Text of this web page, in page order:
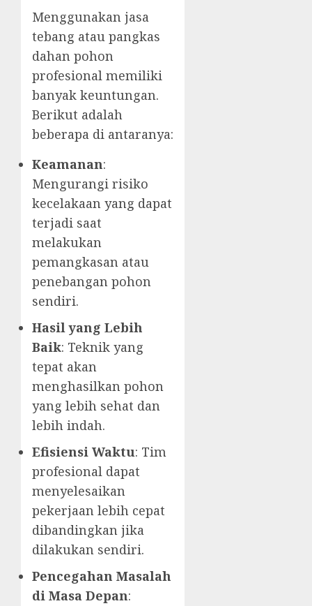
Menggunakan jasa
tebang atau pangkas
dahan pohon
profesional memiliki
banyak keuntungan.
Berikut adalah
beberapa di antaranya:
Keamanan:
Mengurangi risiko
kecelakaan yang dapat
terjadi saat
melakukan
pemangkasan atau
penebangan pohon
sendiri.
Hasil yang Lebih
Baik: Teknik yang
tepat akan
menghasilkan pohon
yang lebih sehat dan
lebih indah.
Efisiensi Waktu: Tim
profesional dapat
menyelesaikan
pekerjaan lebih cepat
dibandingkan jika
dilakukan sendiri.
Pencegahan Masalah
di Masa Depan: